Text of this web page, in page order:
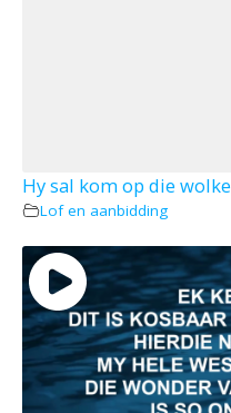
Hy sal kom op die wolke
Lof en aanbidding